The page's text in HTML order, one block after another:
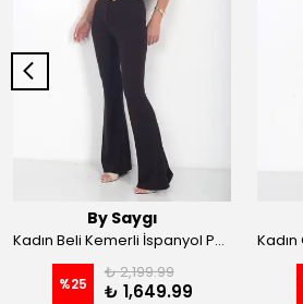
By Saygı
Kadın Beli Kemerli İspanyol Paça Likralı Krep Pantolon - Kahve
%25
₺ 2,199.99
₺ 1,649.99